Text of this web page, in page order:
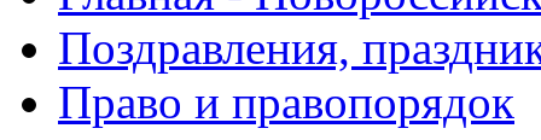
Поздравления,
Право и правопорядок